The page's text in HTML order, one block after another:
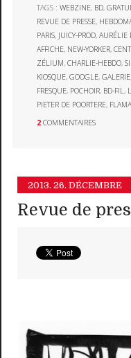
TAGS :WEBZINE, BD,
REVUE DE PRESSE,
PARIS, JUICY-PROD,AURÉLIE
AFFICHE, NEW-YORKER,
ZÉLIUM,CHARLIE-HEBDO,
KIOSQUE,GOOGLE,GALERIE
FRESQUE, POCHOIR, BD-FIL,
PIETER DE POORTERE,
2 COMMENTAIRES
2013. 26. DÉCEMBRE
Revue de